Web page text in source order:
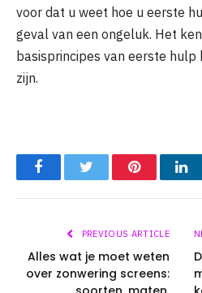
voor dat u weet hoe u eerste
geval van een ongeluk. Het
basisprincipes van eerste
zijn.
FacebookTwitter Pinterest
PREVIOUS ARTICLE
Alles wat je moet weten
over zonwering screens: